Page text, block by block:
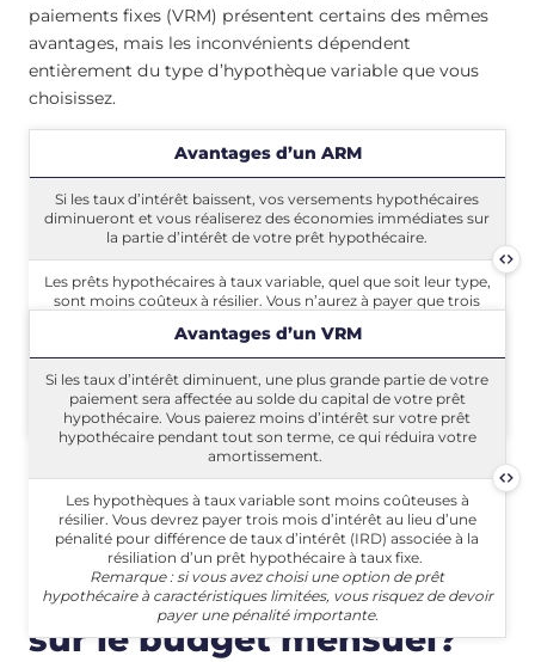
paiements fixes (VRM) présentent certains des mêmes
avantages, mais les inconvénients dépendent
entièrement du type d’hypothèque variable que vous
choisissez.
Si les taux
Les prêts hypothécaires à taux variable, quel que soit
Avantages d’un ARM
Si les taux d’intérêt baissent, vos versements hypothécaires
diminueront et vous réaliserez des économies immédiates sur
la partie d’intérêt de votre prêt hypothécaire.
Les prêts hypothécaires à taux variable, quel que soit leur type,
sont moins coûteux à résilier. Vous n’aurez à payer que trois
d’intérêt (IRD) associée à la résiliation d’un prêt hypothécaire à
taux fixe.
Remarque : si vous avez choisi une option hypothécaire à
caractéristiques limitées, vous risquez de devoir payer une
pénalité importante.
Si les taux d’intérêt diminuent, une plus grande partie
Les hypothèques à taux variable sont
Avantages d’un VRM
Si les taux d’intérêt diminuent, une plus grande partie de votre
paiement sera affectée au solde du capital de votre prêt
hypothécaire. Vous paierez moins d’intérêt sur votre prêt
hypothécaire pendant tout son terme, ce qui réduira votre
amortissement.
Les hypothèques à taux variable sont moins coûteuses à
résilier. Vous devrez payer trois mois d’intérêt au lieu d’une
pénalité pour différence de taux d’intérêt (IRD) associée à la
résiliation d’un prêt hypothécaire à taux fixe.
Remarque : si vous avez choisi une option de prêt
hypothécaire à caractéristiques limitées, vous risquez de devoir
payer une pénalité importante.
Quel est l’impact des
hausses de taux d’intérêt
sur le budget mensuel?